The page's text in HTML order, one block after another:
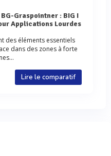
Applications Lourdes
des éléments essentiels
dans des zones à forte
Lire le comparatif